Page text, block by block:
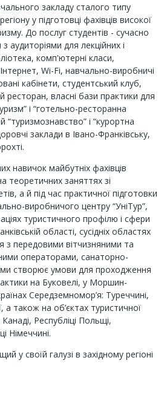
закладу сталого типу
у підготовці фахівців високої
До послуг студентів - сучасно
аудиторіями для лекційних і
комп'ютерні класи,
Wi-Fi, навчально-виробничі
кабінети, студентський клуб,
ресторан, власні бази практики для
і “готельно-ресторанна
“туризмознавство” і “курортна
заклади в Івано-Франківську,
навичок майбутніх фахівців
теоретичних заняттях зі
а й під час практичної підготовки
виробничого центру “УніТур”,
туристичного профілю і сфери
області, сусідніх областях
з передовими вітчизняними та
операторами, санаторно-
створює умови для проходження
на Буковелі, у Моршин-
Cередземномор’я: Туреччині,
а також на об’єктах туристичної
Республіці Польщі,
Німеччині.
у своїй галузі в західному регіоні